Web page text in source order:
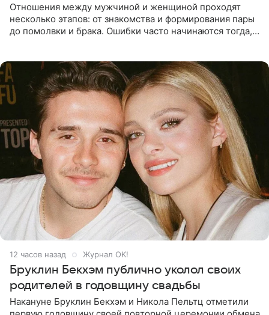
Отношения между мужчиной и женщиной проходят
несколько этапов: от знакомства и формирования пары
до помолвки и брака. Ошибки часто начинаются тогда,
12 часов назад Журнал OK!
Бруклин Бекхэм публично уколол своих
родителей в годовщину свадьбы
Накануне Бруклин Бекхэм и Никола Пельтц отметили